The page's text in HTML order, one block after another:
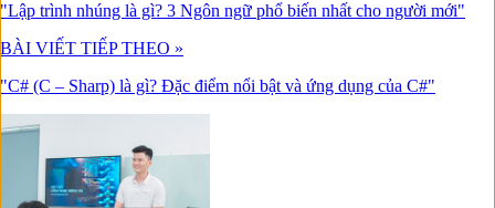
"Lập trình nhúng là gì? 3 Ngôn ngữ phổ biến nhất cho người mới"
BÀI VIẾT TIẾP THEO »
"C# (C – Sharp) là gì? Đặc điểm nổi bật và ứng dụng của C#"